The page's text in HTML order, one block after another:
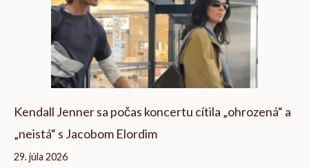
Kendall Jenner sa počas koncertu cítila „ohrozená“ a
„neistá“ s Jacobom Elordim
29. júla 2026